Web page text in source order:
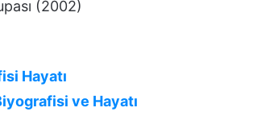
(2002)
Hayatı
ve Hayatı